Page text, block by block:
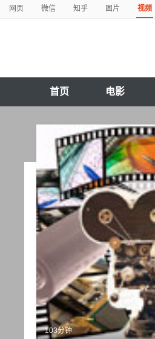
网页 微信 知乎 图片 视频
首页 电影
103分钟